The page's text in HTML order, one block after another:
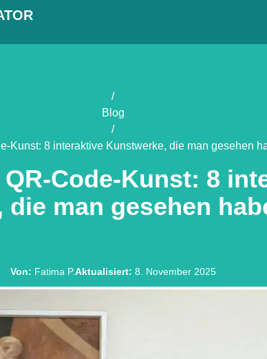
/
Blog
/
Kunst: 8 interaktive Kunstwerke, die man gesehen
Code-Kunst: 8
die man gesehen
Von: Fatima P.Aktualisiert: 8. November 2025